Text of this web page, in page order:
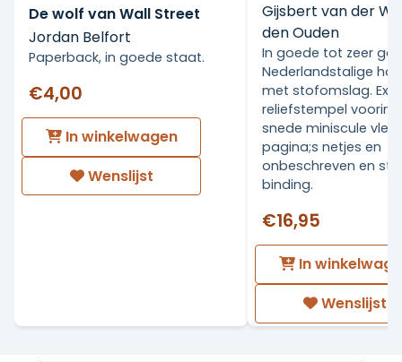
De wolf van Wall Street
Jordan Belfort
Paperback, in goede staat.
€4,00
In winkelwagen
Wenslijst
Gijsbert van der
den Ouden
In goede tot zeer
Nederlandstalige
met stofomslag. Ex
reliefstempel voorin.
snede miniscule
pagina;s netjes en
onbeschreven en
binding.
€16,95
In
Wenslijst